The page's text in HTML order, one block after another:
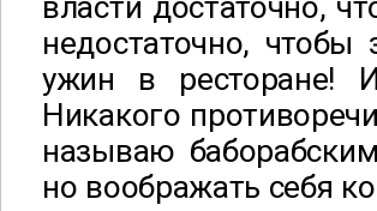
власти достаточно,
недостаточно, чтобы
ужин в ресторане!
Никакого
называю
но воображать себя